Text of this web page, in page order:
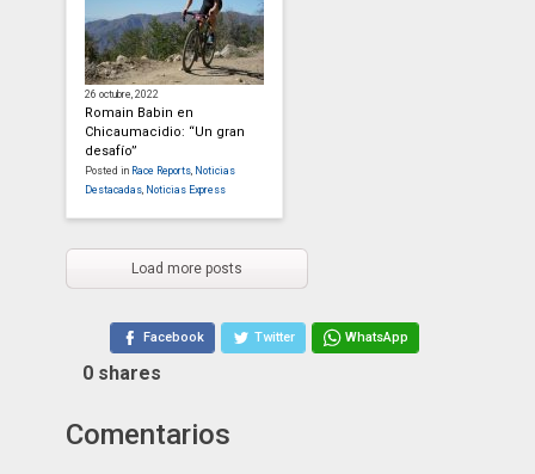
26 octubre, 2022
Romain Babin en
Chicaumacidio: “Un gran
desafío”
Posted in Race Reports, Noticias
Destacadas, Noticias Express
Load more posts
Facebook Twitter WhatsApp
0 shares
Comentarios